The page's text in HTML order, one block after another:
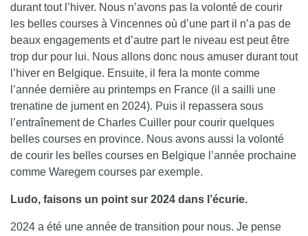
durant tout l’hiver. Nous n’avons pas la volonté de courir
les belles courses à Vincennes où d’une part il n’a pas de
beaux engagements et d’autre part le niveau est peut être
trop dur pour lui. Nous allons donc nous amuser durant tout
l’hiver en Belgique. Ensuite, il fera la monte comme
l’année dernière au printemps en France (il a sailli une
trenatine de jument en 2024). Puis il repassera sous
l’entraînement de Charles Cuiller pour courir quelques
belles courses en province. Nous avons aussi la volonté
de courir les belles courses en Belgique l’année prochaine
comme Waregem courses par exemple.
Ludo, faisons un point sur 2024 dans l’écurie.
2024 a été une année de transition pour nous. Je pense